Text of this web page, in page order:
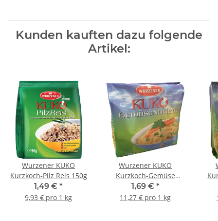
Kunden kauften dazu folgende
Artikel:
Wurzener KUKO
Kurzkoch-Pilz Reis 150g
1,49 € *
9,93 € pro 1 kg
Wurzener KUKO
Kurzkoch-Gemüse
Nudeln 150g
1,69 € *
11,27 € pro 1 kg